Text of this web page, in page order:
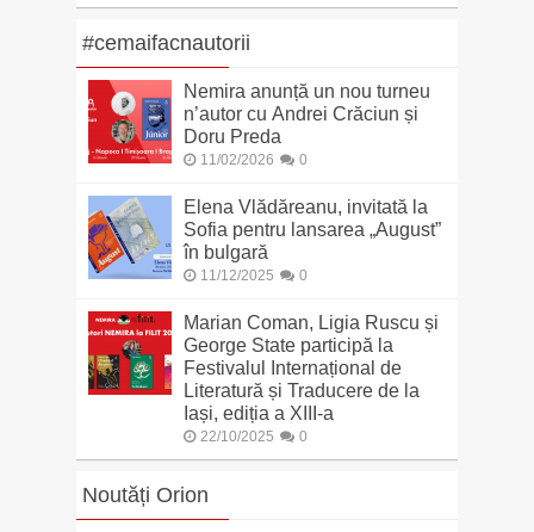
#cemaifacnautorii
Nemira anunță un nou turneu
n’autor cu Andrei Crăciun și
Doru Preda
11/02/2026 0
Elena Vlădăreanu, invitată la
Sofia pentru lansarea „August”
în bulgară
11/12/2025 0
Marian Coman, Ligia Ruscu și
George State participă la
Festivalul Internațional de
Literatură și Traducere de la
Iași, ediția a XIII-a
22/10/2025 0
Noutăți Orion